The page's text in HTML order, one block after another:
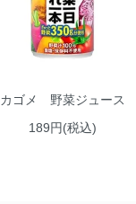
カゴメ 野菜ジュース
189円(税込)